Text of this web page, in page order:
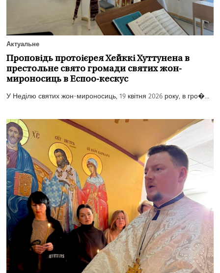
Актуальне
Проповідь протоієрея Хейккі Хуттунена в
престольне свято громади святих жон-
мироносиць в Еспоо-кескус
У Неділю святих жон-мироносиць, 19 квітня 2026 року, в гро�...